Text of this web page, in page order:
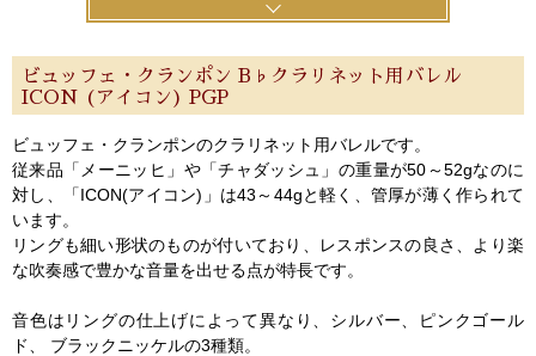
ビュッフェ・クランポン B♭クラリネット用バレル
ICON (アイコン) PGP
ビュッフェ・クランポンのクラリネット用バレルです。
従来品「メーニッヒ」や「チャダッシュ」の重量が50～52gなのに
対し、「ICON(アイコン)」は43～44gと軽く、管厚が薄く作られて
います。
リングも細い形状のものが付いており、レスポンスの良さ、より楽
な吹奏感で豊かな音量を出せる点が特長です。
音色はリングの仕上げによって異なり、シルバー、ピンクゴール
ド、 ブラックニッケルの3種類。